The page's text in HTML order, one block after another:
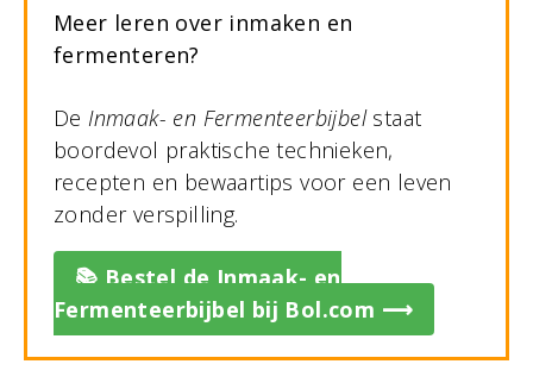
Meer leren over inmaken en
fermenteren?
De Inmaak- en Fermenteerbijbelstaat
boordevol praktische technieken,
recepten en bewaartips voor een leven
zonder verspilling.
📚 Bestel de Inmaak- en
Fermenteerbijbel bij Bol.com ⟶